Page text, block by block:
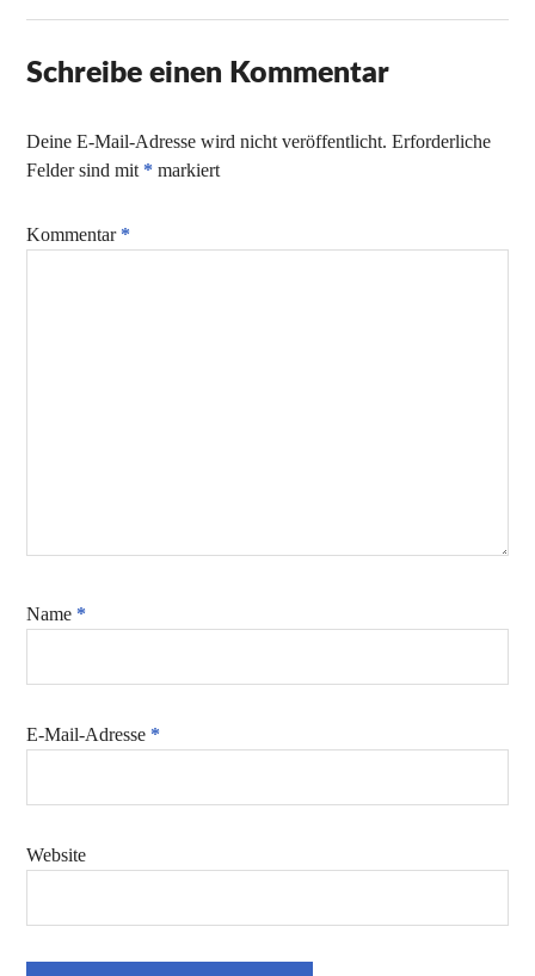
Schreibe einen Kommentar
Deine E-Mail-Adresse wird nicht veröffentlicht. Erforderliche
Felder sind mit * markiert
Kommentar *
Name *
E-Mail-Adresse *
Website